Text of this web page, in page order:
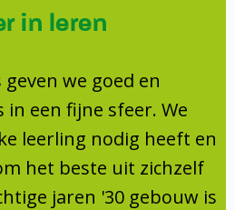
op school
Gezin
Opvang (TSO)
(MR)
in leren
we goed en
een fijne sfeer. We
leerling nodig heeft en
het beste uit zichzelf
jaren '30 gebouw is